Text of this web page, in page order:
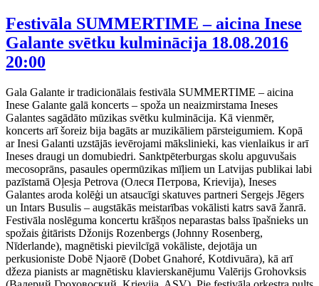
Festivāla SUMMERTIME – aicina Inese
Galante svētku kulminācija 18.08.2016
20:00
Gala Galante ir tradicionālais festivāla SUMMERTIME – aicina
Inese Galante galā koncerts – spoža un neaizmirstama Ineses
Galantes sagādāto mūzikas svētku kulminācija. Kā vienmēr,
koncerts arī šoreiz bija bagāts ar muzikāliem pārsteigumiem. Kopā
ar Inesi Galanti uzstājās ievērojami mākslinieki, kas vienlaikus ir arī
Ineses draugi un domubiedri. Sanktpēterburgas skolu apguvušais
mecosoprāns, pasaules opermūzikas mīļiem un Latvijas publikai labi
pazīstamā Oļesja Petrova (Олеся Петрова, Krievija), Ineses
Galantes aroda kolēģi un atsaucīgi skatuves partneri Sergejs Jēgers
un Intars Busulis – augstākās meistarības vokālisti katrs savā žanrā.
Festivāla noslēguma koncertu krāšņos neparastas balss īpašnieks un
spožais ģitārists Džonijs Rozenbergs (Johnny Rosenberg,
Nīderlande), magnētiski pievilcīgā vokāliste, dejotāja un
perkusioniste Dobē Njaorē (Dobet Gnahoré, Kotdivuāra), kā arī
džeza pianists ar magnētisku klavierskanējumu Valērijs Grohovksis